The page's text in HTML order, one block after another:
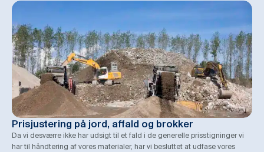
Prisjustering på jord, affald og brokker
Da vi desværre ikke har udsigt til et fald i de generelle prisstigninger vi
har til håndtering af vores materialer, har vi besluttet at udfase vores